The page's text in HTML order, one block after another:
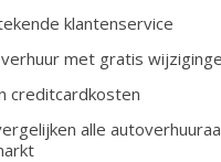
klantenservice
met gratis
creditcardkosten
alle